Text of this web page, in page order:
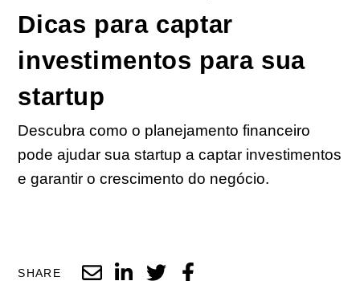
Dicas para captar
investimentos para sua
startup
Descubra como o planejamento financeiro
pode ajudar sua startup a captar investimentos
e garantir o crescimento do negócio.
SHARE